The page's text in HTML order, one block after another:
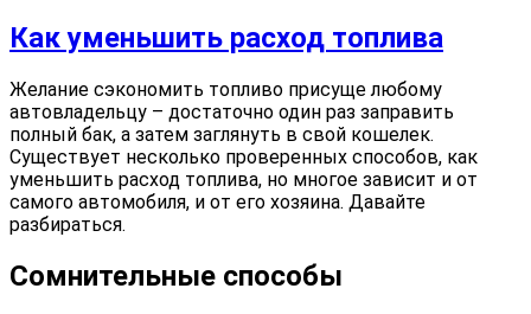
Как уменьшить расход топлива
Желание сэкономить топливо присуще любому
автовладельцу – достаточно один раз заправить
полный бак, а затем заглянуть в свой кошелек.
Существует несколько проверенных способов, как
уменьшить расход топлива, но многое зависит и от
самого автомобиля, и от его хозяина. Давайте
разбираться.
Сомнительные способы